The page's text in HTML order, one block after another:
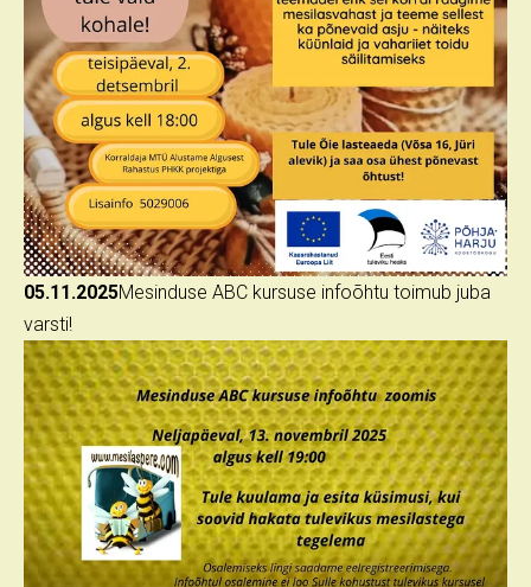
05.11.2025Mesinduse ABC kursuse infoõhtu toimub juba
varsti!